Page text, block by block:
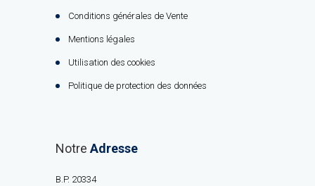
Conditions générales de Vente
Mentions légales
Utilisation des cookies
Politique de protection des données
Notre Adresse
B.P. 20334